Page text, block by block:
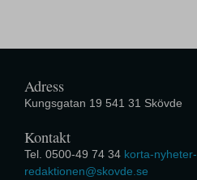
Adress
Kungsgatan 19 541 31 Skövde
Kontakt
Tel. 0500-49 74 34 korta-nyheter-
redaktionen@skovde.se